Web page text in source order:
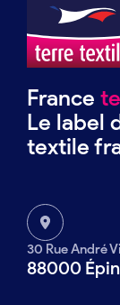
France
Le label
textile
30 Rue André
88000